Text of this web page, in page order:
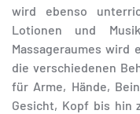
wird ebenso
Lotionen und
Massageraumes wird
die verschiedenen
für Arme, Hände,
Gesicht, Kopf bis hin